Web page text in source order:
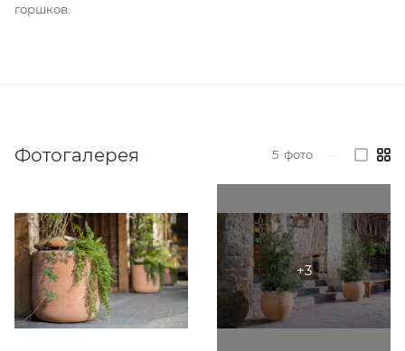
горшков.
Фотогалерея 5 фото